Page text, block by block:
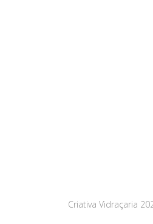
Criativa Vidraçaria